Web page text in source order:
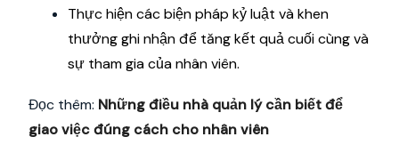
Thực hiện các biện pháp kỷ luật và khen
thưởng ghi nhận để tăng kết quả cuối cùng và
sự tham gia của nhân viên.
Đọc thêm: Những điều nhà quản lý cần biết để
giao việc đúng cách cho nhân viên